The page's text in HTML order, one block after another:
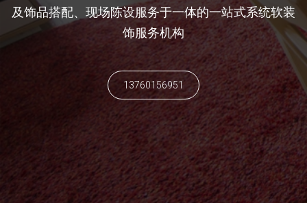
及饰品搭配、现场陈设服务于一体的一站式系统软装
饰服务机构
13760156951